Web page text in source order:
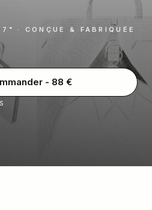
· CONÇUE & FABRIQUÉE
- 88 €